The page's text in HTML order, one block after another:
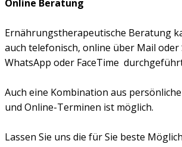
Online Beratung
Ernährungstherapeutische Beratung
auch telefonisch, online über Mail oder
WhatsApp oder FaceTime
Auch eine Kombination aus
und Online-Terminen ist möglich.
Lassen Sie uns die für Sie beste